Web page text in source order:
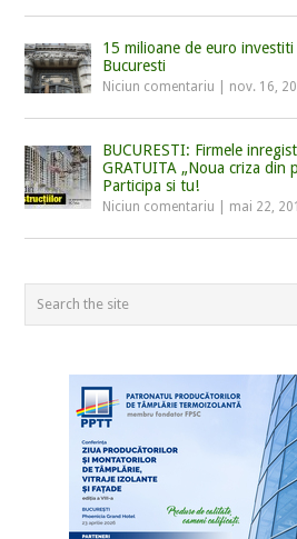
15 milioane de euro
Bucuresti
Niciun comentariu nov. 16,
BUCURESTI: Firmele
GRATUITA „Noua criza din
Participa si tu!
Niciun comentariu mai 22,